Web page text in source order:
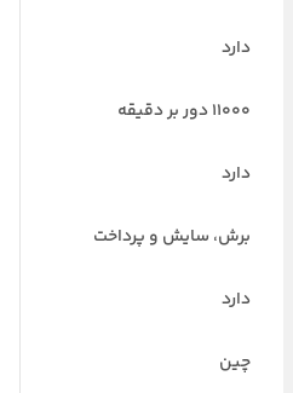
دارد
11000 دور بر دقیقه
دارد
برش، سایش و پرداخت
دارد
چین